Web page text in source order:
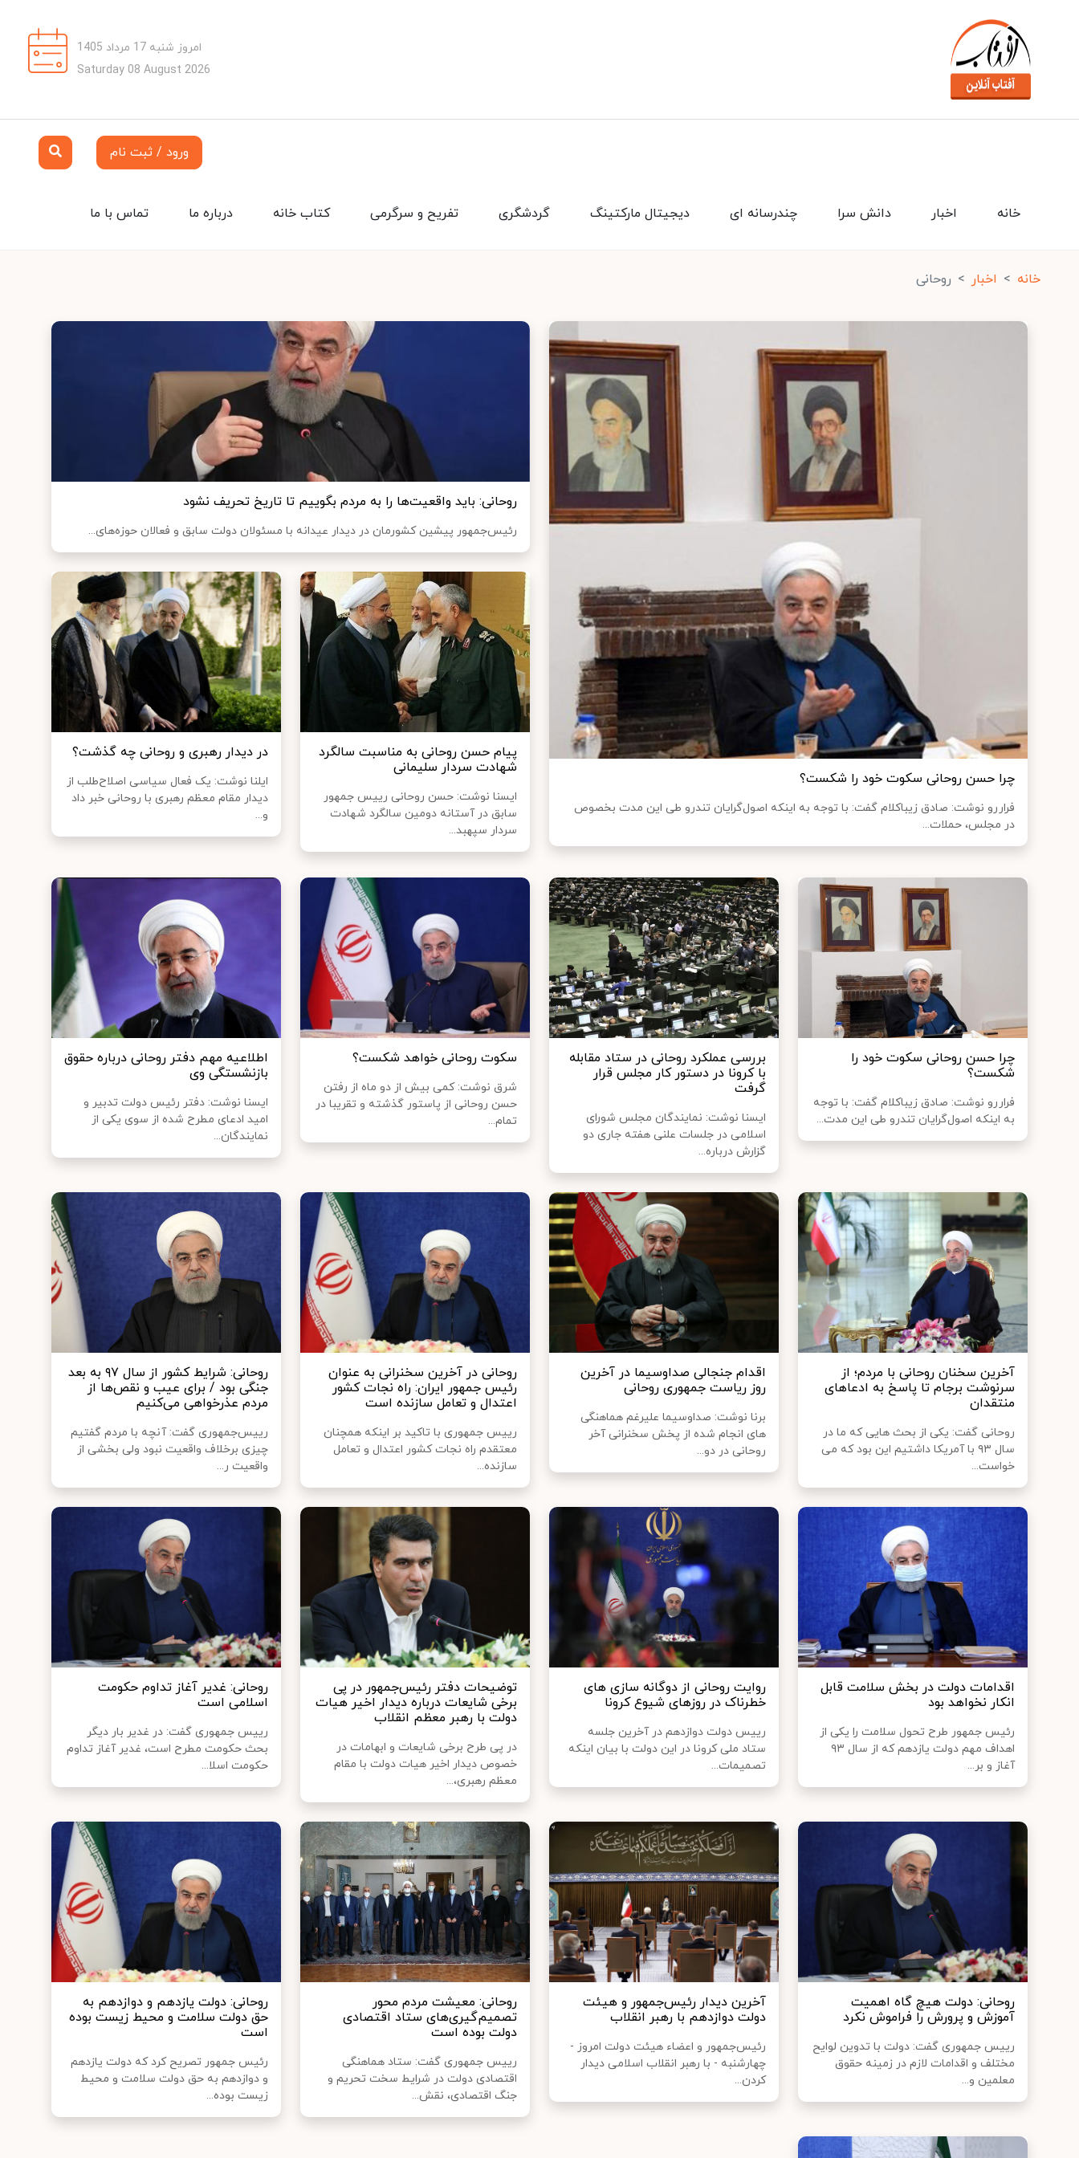
امروز شنبه 17 مرداد 1405
Saturday 08 August 2026
ورود / ثبت نام
تماس با ما درباره ما کتاب خانه تفریح و سرگرمی گردشگری دیجیتال مارکتینگ چندرسانه ای دانش سرا اخبار خانه
خانه اخبار روحانی
چرا حسن روحانی سکوت خود را شکست؟
فراررو نوشت: ​​صادق زیباکلام گفت: با توجه به اینکه اصول‌گرایان تندرو طی این مدت بخصوص
در مجلس، حملات...
روحانی: باید واقعیت‌ها را به مردم بگوییم تا تاریخ تحریف نشود
رئیس‌جمهور پیشین کشورمان در دیدار عیدانه با مسئولان دولت سابق و فعالان حوزه‌های...
پیام حسن روحانی به مناسبت سالگرد
شهادت سردار سلیمانی
ایسنا نوشت: حسن روحانی رییس جمهور
سابق در آستانه دومین سالگرد شهادت
سردار سپهبد...
در دیدار رهبری و روحانی چه گذشت؟
ایلنا نوشت: یک فعال سیاسی اصلاح‌طلب از
دیدار مقام معظم رهبری با روحانی خبر داد
و...
چرا حسن روحانی سکوت خود را
شکست؟
فراررو نوشت: ​​صادق زیباکلام گفت: با توجه
به اینکه اصول‌گرایان تندرو طی این مدت...
بررسی عملکرد روحانی در ستاد مقابله
با کرونا در دستور کار مجلس قرار
گرفت
ایسنا نوشت: نمایندگان مجلس شورای
اسلامی در جلسات علنی هفته جاری دو
گزارش درباره...
سکوت روحانی خواهد شکست؟
شرق نوشت: کمی بیش از دو ماه از رفتن
حسن روحانی از پاستور گذشته و تقریبا در
تمام...
اطلاعیه مهم دفتر روحانی درباره حقوق
بازنشستگی وی
ایسنا نوشت: دفتر رئیس‌ دولت تدبیر و
امید ادعای مطرح شده از سوی یکی از
نمایندگان...
آخرین سخنان روحانی با مردم؛ از
سرنوشت برجام تا پاسخ به ادعاهای
منتقدان
روحانی گفت: یکی از بحث هایی که ما در
سال ۹۳ با آمریکا داشتیم این بود که می
خواست...
اقدام جنجالی صداوسیما در آخرین
روز ریاست جمهوری روحانی
برنا نوشت: صداوسیما علیرغم هماهنگی
های انجام شده از پخش سخنرانی آخر
روحانی در دو...
روحانی در آخرین سخنرانی به عنوان
رئیس جمهور ایران: راه نجات کشور
اعتدال و تعامل سازنده است
رییس جمهوری با تاکید بر اینکه همچنان
معتقدم راه نجات کشور اعتدال و تعامل
سازنده...
روحانی: شرایط کشور از سال ۹۷ به بعد
جنگی بود / برای عیب و نقص‌ها از
مردم عذرخواهی می‌کنیم
رییس‌جمهوری گفت: آنچه با مردم گفتیم
چیزی برخلاف واقعیت نبود ولی بخشی از
واقعیت ر...
اقدامات دولت در بخش سلامت قابل
انکار نخواهد بود
رئیس جمهور طرح تحول سلامت را یکی از
اهداف مهم دولت یازدهم که از سال ۹۳
آغاز و بر...
روایت روحانی از دوگانه سازی های
خطرناک در روزهای شیوع کرونا
رییس دولت دوازدهم در آخرین جلسه
ستاد ملی کرونا در این دولت با بیان اینکه
تصمیمات...
توضیحات دفتر رئیس‌جمهور در پی
برخی شایعات درباره دیدار اخیر هیات
دولت با رهبر معظم انقلاب
در پی طرح برخی شایعات و ابهامات در
خصوص دیدار اخیر هیات دولت با مقام
معظم رهبری،...
روحانی: غدیر آغاز تداوم حکومت
اسلامی است
رییس جمهوری گفت: در غدیر بار دیگر
بحث حکومت مطرح است، غدیر آغاز تداوم
حکومت اسلا...
روحانی: دولت هیچ گاه اهمیت
آموزش و پرورش را فراموش نکرد
رییس جمهوری گفت: دولت با تدوین لوایح
مختلف و اقدامات لازم در زمینه حقوق
معلمین و...
آخرین دیدار رئیس‌جمهور و هیئت
دولت دوازدهم با رهبر انقلاب
رئیس‌جمهور و اعضاء هیئت دولت امروز -
چهارشنبه - با رهبر انقلاب اسلامی دیدار
کردن...
روحانی: معیشت مردم محور
تصمیم‌گیری‌های ستاد اقتصادی
دولت بوده است
رییس جمهوری گفت: ستاد هماهنگی
اقتصادی دولت در شرایط سخت تحریم و
جنگ اقتصادی، نقش...
روحانی: دولت یازدهم و دوازدهم به
حق دولت سلامت و محیط زیست بوده
است
رئیس جمهور تصریح کرد که دولت یازدهم
و دوازدهم به حق دولت سلامت و محیط
زیست بوده...